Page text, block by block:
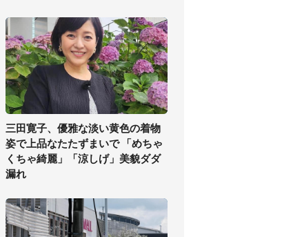
三田寛子、優雅な淡い黄色の着物
姿で上品なたたずまいで 「めちゃ
くちゃ綺麗」「涼しげ」美貌ダダ
漏れ